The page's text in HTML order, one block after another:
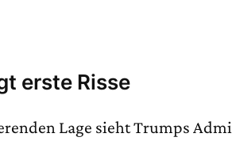
erste Risse
Lage sieht Trumps